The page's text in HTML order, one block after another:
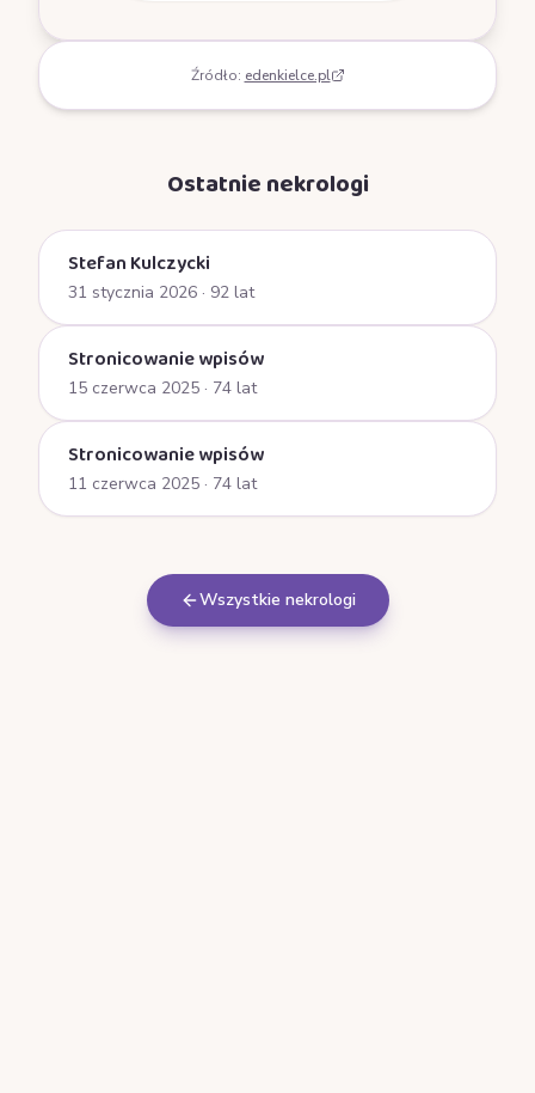
Źródło: edenkielce.pl
Ostatnie nekrologi
Stefan Kulczycki
31 stycznia 2026 · 92 lat
Stronicowanie wpisów
15 czerwca 2025 · 74 lat
Stronicowanie wpisów
11 czerwca 2025 · 74 lat
Wszystkie nekrologi